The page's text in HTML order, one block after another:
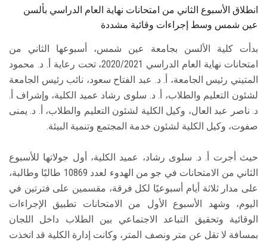
سجل الان
انطلاق الأسبوع الثاني من امتحانات نهاية العام الدراسي بألسن
عين شمس وسط إجراءات وقائية مشددة
بدأت كلية الألسن بجامعة عين شمس، أسبوعها الثاني من
امتحانات نهاية العام الدراسي 2020/2021، تحت رعاية أ. د. محمود
المتيني رئيس الجامعة، أ. د. عبد الفتاح سعود، نائب رئيس الجامعة
لشئون التعليم والطلاب، أ. د. سلوى رشاد عميد الكلية، وإشراف أ.
د. ناصر عبد العال، وكيل الكلية لشئون التعليم والطلاب، أ. د. يمنى
صفوت، وكيل الكلية لشئون خدمة المجتمع وتنمية البيئة.
حيث أجرت أ. د. سلوى رشاد، عميد الكلية، أول جولاتها للأسبوع
الثاني من الامتحانات في جو من الهدوء لعدد 10869 طالبًا وطالبة،
على مدار ثلاثة أيام أسبوعيًا لكل فرقة، مقسمين على فترتين في
اليوم، وشهد الأسبوع الأول من الامتحانات تطبيق الإجراءات
الوقائية وتحقيق التباعد الاجتماعي بين الطلاب داخل اللجان
بمسافة لا تقل عن متر ونصف المتر، وكانت إدارة الكلية قد اتخذت